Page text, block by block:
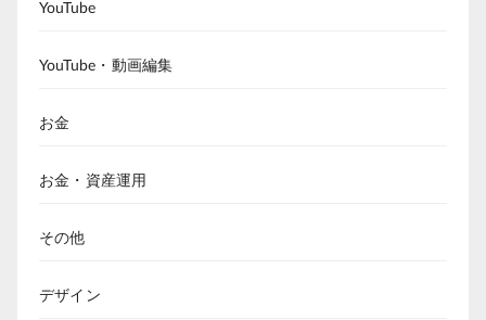
YouTube
YouTube・動画編集
お金
お金・資産運用
その他
デザイン